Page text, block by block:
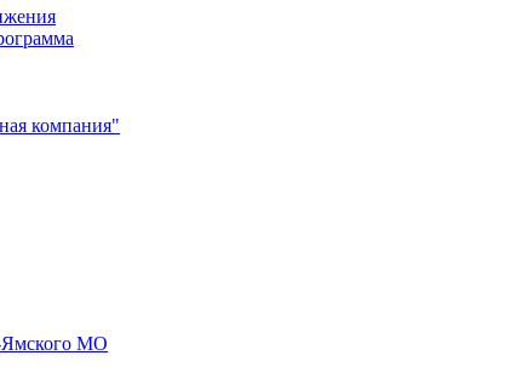
компания"
Ямского МО